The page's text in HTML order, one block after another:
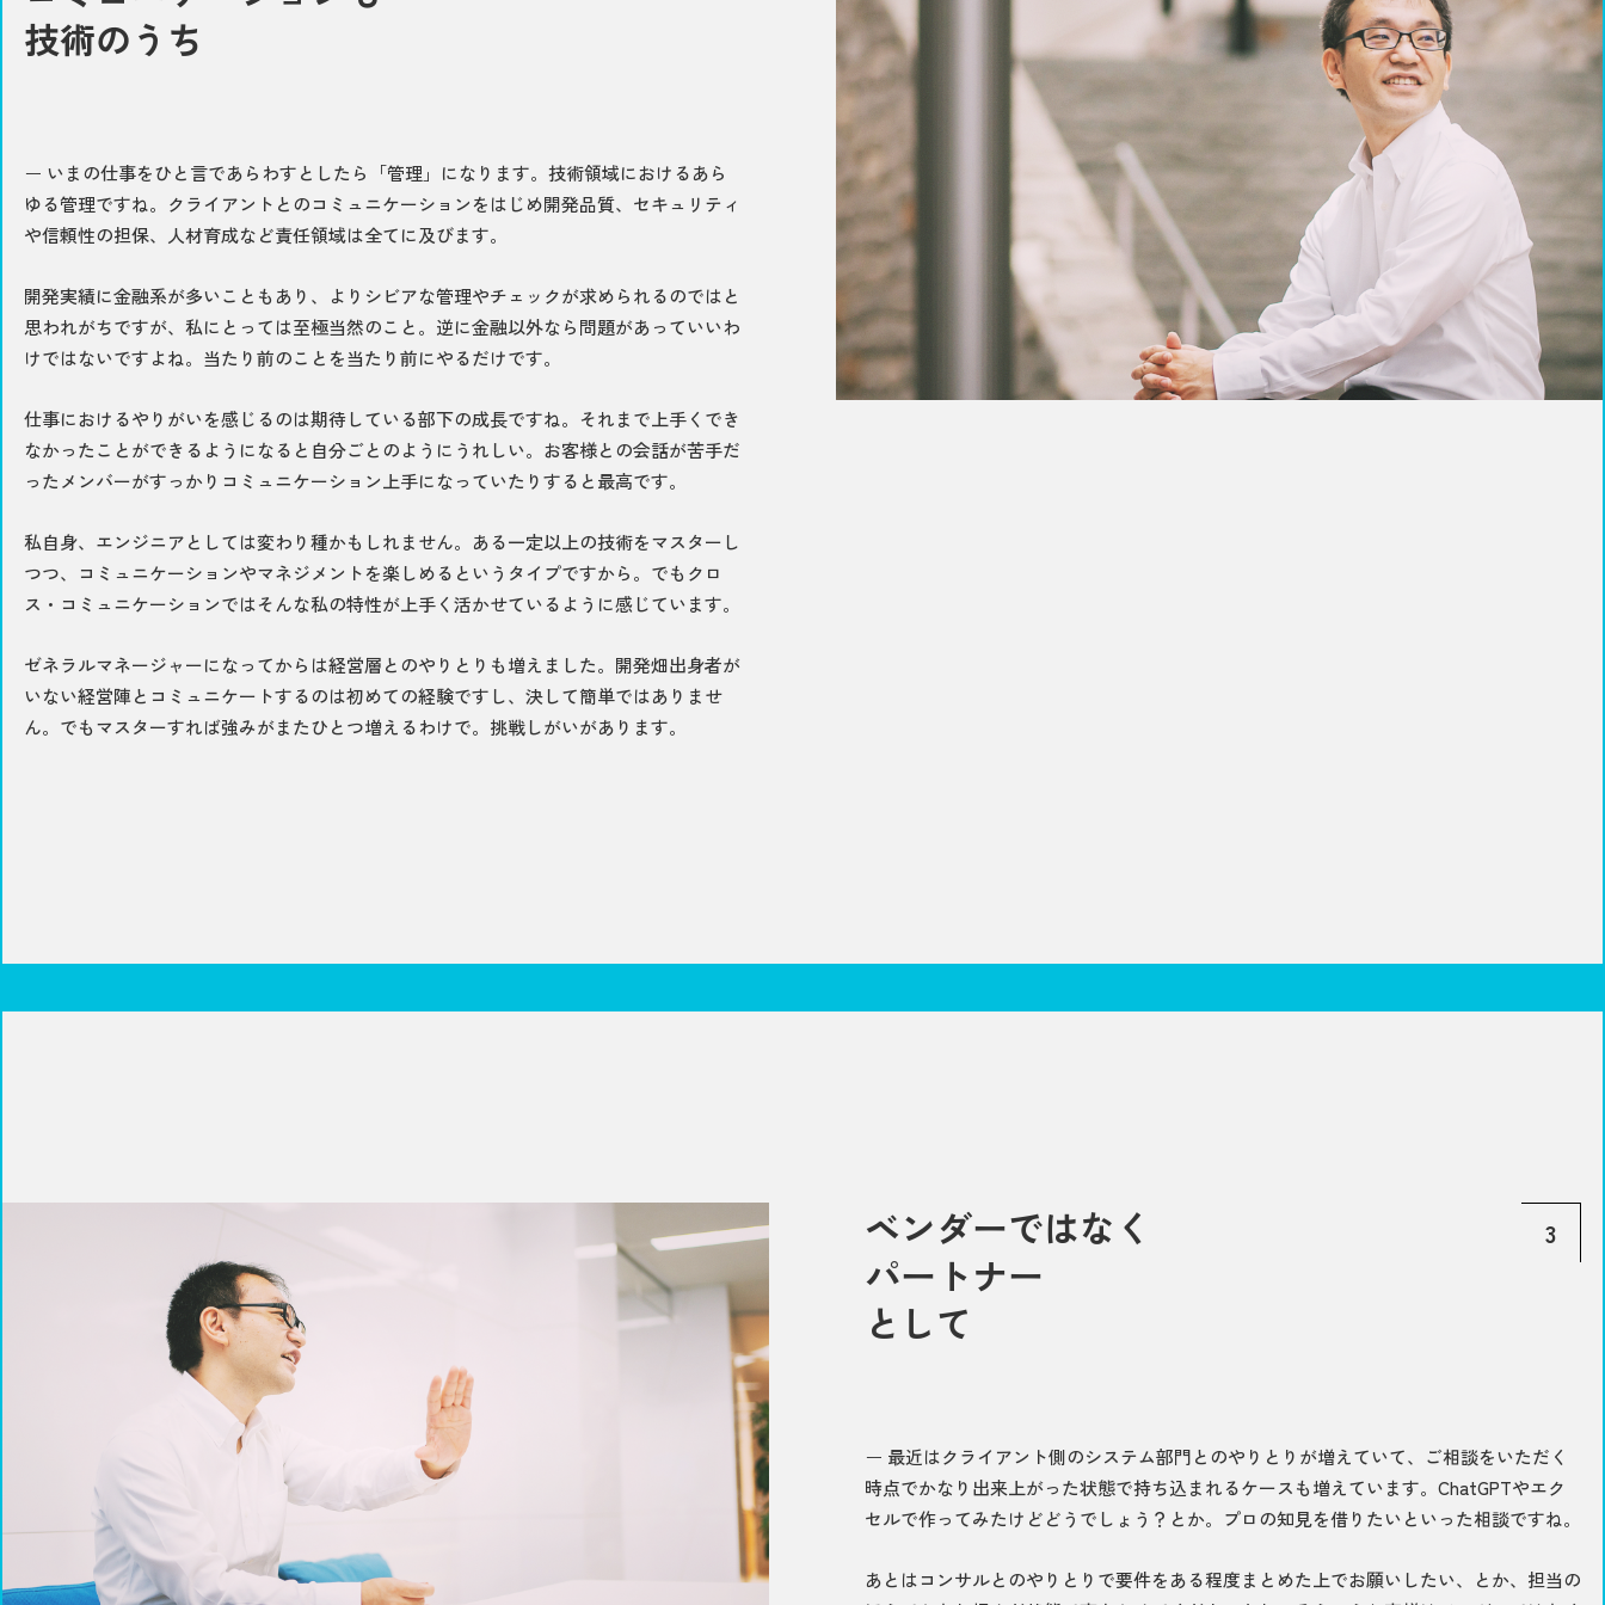
技術のうち
いまの仕事をひと言であらわすとしたら「管理」になります。技術領域におけるあら
ゆる管理ですね。クライアントとのコミュニケーションをはじめ開発品質、セキュリティ
や信頼性の担保、人材育成など責任領域は全てに及びます。
開発実績に金融系が多いこともあり、よりシビアな管理やチェックが求められるのではと
思われがちですが、私にとっては至極当然のこと。逆に金融以外なら問題があっていいわ
けではないですよね。当たり前のことを当たり前にやるだけです。
仕事におけるやりがいを感じるのは期待している部下の成長ですね。それまで上手くでき
なかったことができるようになると自分ごとのようにうれしい。お客様との会話が苦手だ
ったメンバーがすっかりコミュニケーション上手になっていたりすると最高です。
私自身、エンジニアとしては変わり種かもしれません。ある一定以上の技術をマスターし
つつ、コミュニケーションやマネジメントを楽しめるというタイプですから。でもクロ
ス・コミュニケーションではそんな私の特性が上手く活かせているように感じています。
ゼネラルマネージャーになってからは経営層とのやりとりも増えました。開発畑出身者が
いない経営陣とコミュニケートするのは初めての経験ですし、決して簡単ではありませ
ん。でもマスターすれば強みがまたひとつ増えるわけで。挑戦しがいがあります。
3
ベンダーではなく
パートナー
として
最近はクライアント側のシステム部門とのやりとりが増えていて、ご相談をいただく
時点でかなり出来上がった状態で持ち込まれるケースも増えています。ChatGPTやエク
セルで作ってみたけどどうでしょう？とか。プロの知見を借りたいといった相談ですね。
あとはコンサルとのやりとりで要件をある程度まとめた上でお願いしたい、とか、担当の